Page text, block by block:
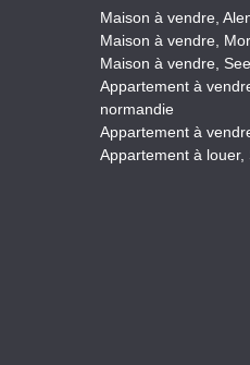
Maison à vendre,
Maison à vendre,
Maison à vendre,
Appartement à
normandie
Appartement à
Appartement à louer,